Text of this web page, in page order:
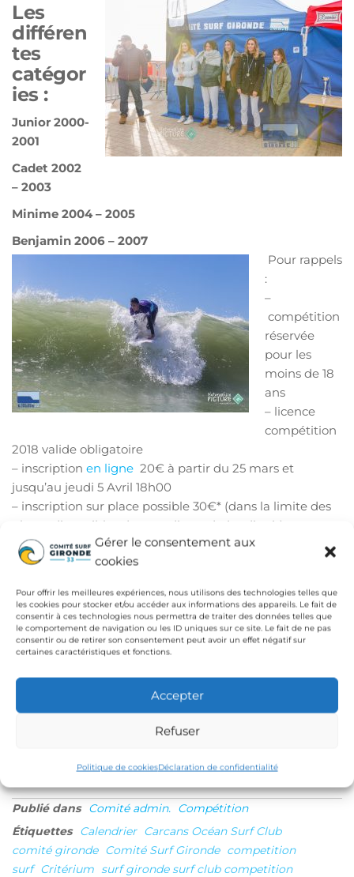
Gérer le consentement aux
cookies
Pour offrir les meilleures expériences, nous utilisons des technologies telles que
les cookies pour stocker et/ou accéder aux informations des appareils. Le fait de
consentir à ces technologies nous permettra de traiter des données telles que
le comportement de navigation ou les ID uniques sur ce site. Le fait de ne pas
consentir ou de retirer son consentement peut avoir un effet négatif sur
certaines caractéristiques et fonctions.
Accepter
Refuser
Politique de cookiesDéclaration de confidentialité
Les
différen
tes
catégor
ies :
Junior 2000-
2001
Cadet 2002
– 2003
Minime 2004 – 2005
Benjamin 2006 – 2007
Pour rappels
:
–
compétition
réservée
pour les
moins de 18
ans
– licence
compétition
2018 valide obligatoire
– inscription en ligne 20€ à partir du 25 mars et
jusqu’au jeudi 5 Avril 18h00
– inscription sur place possible 30€* (dans la limite des
places disponibles du « seeding » du jeudi soir)
– panier repas prévu pour les compétiteurs dans le
montant de l’inscription.
vers 18h00, sur le site duComité Surf Girondeet sur la
pageFacebook du Comité.
L’équipe du Comité Surf Gironde !
Publié dans Comité admin. Compétition
Étiquettes
Calendrier Carcans Océan Surf Club
comité gironde Comité Surf Gironde competition
surf Critérium surf gironde surf club competition